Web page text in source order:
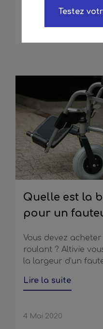
12 Mai 2020
Quelle est la
pour un
Vous devez
roulant ? Altivie
la largeur d’un
Lire la suite
4 Mai 2020